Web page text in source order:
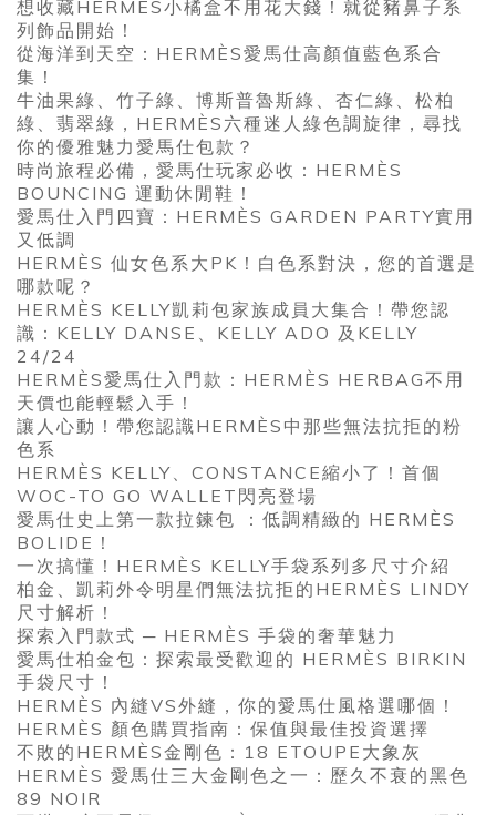
想收藏HERMÈS小橘盒不用花大錢！就從豬鼻子系
列飾品開始！
從海洋到天空：HERMÈS愛馬仕高顏值藍色系合
集！
牛油果綠、竹子綠、博斯普魯斯綠、杏仁綠、松柏
綠、翡翠綠，HERMÈS六種迷人綠色調旋律，尋找
你的優雅魅力愛馬仕包款？
時尚旅程必備，愛馬仕玩家必收：HERMÈS
BOUNCING 運動休閒鞋！
愛馬仕入門四寶：HERMÈS GARDEN PARTY實用
又低調
HERMÈS 仙女色系大PK！白色系對決，您的首選是
哪款呢？
HERMÈS KELLY凱莉包家族成員大集合！帶您認
識：KELLY DANSE、KELLY ADO 及KELLY
24/24
HERMÈS愛馬仕入門款：HERMÈS HERBAG不用
天價也能輕鬆入手！
讓人心動！帶您認識HERMÈS中那些無法抗拒的粉
色系
HERMÈS KELLY、CONSTANCE縮小了！首個
WOC-TO GO WALLET閃亮登場
愛馬仕史上第一款拉鍊包 ：低調精緻的 HERMÈS
BOLIDE！
一次搞懂！HERMÈS KELLY手袋系列多尺寸介紹
柏金、凱莉外令明星們無法抗拒的HERMÈS LINDY
尺寸解析！
探索入門款式 ─ HERMÈS 手袋的奢華魅力
愛馬仕柏金包：探索最受歡迎的 HERMÈS BIRKIN
手袋尺寸！
HERMÈS 內縫VS外縫，你的愛馬仕風格選哪個！
HERMÈS 顏色購買指南：保值與最佳投資選擇
不敗的HERMÈS金剛色：18 ETOUPE大象灰
HERMÈS 愛馬仕三大金剛色之一：歷久不衰的黑色
89 NOIR